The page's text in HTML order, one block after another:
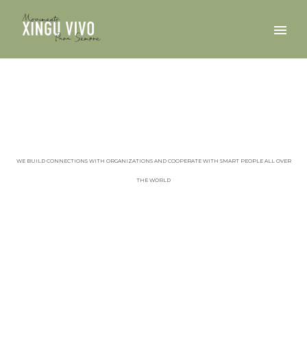
WE BUILD CONNECTIONS WITH ORGANIZATIONS AND COOPERATE WITH SMART PEOPLE ALL OVER
THE WORLD